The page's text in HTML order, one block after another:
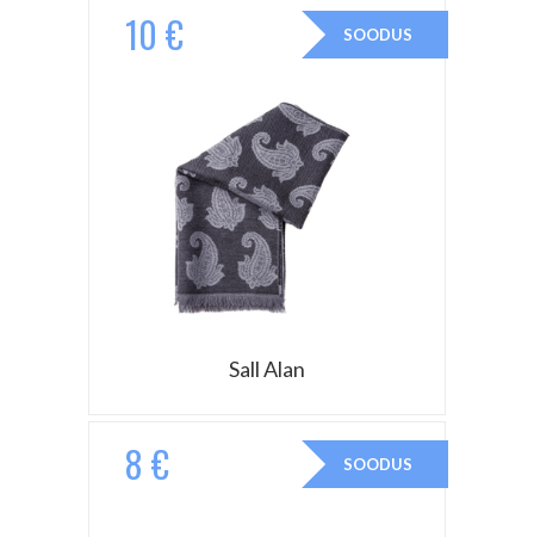
SOODUS
10 €
Sall Alan
SOODUS
8 €